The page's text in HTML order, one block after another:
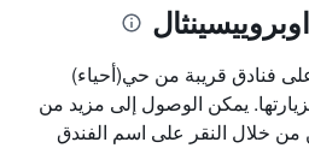
فنادق قريبة من حي(أحياء)
يمكن الوصول إلى مزيد من
خلال النقر على اسم الفندق